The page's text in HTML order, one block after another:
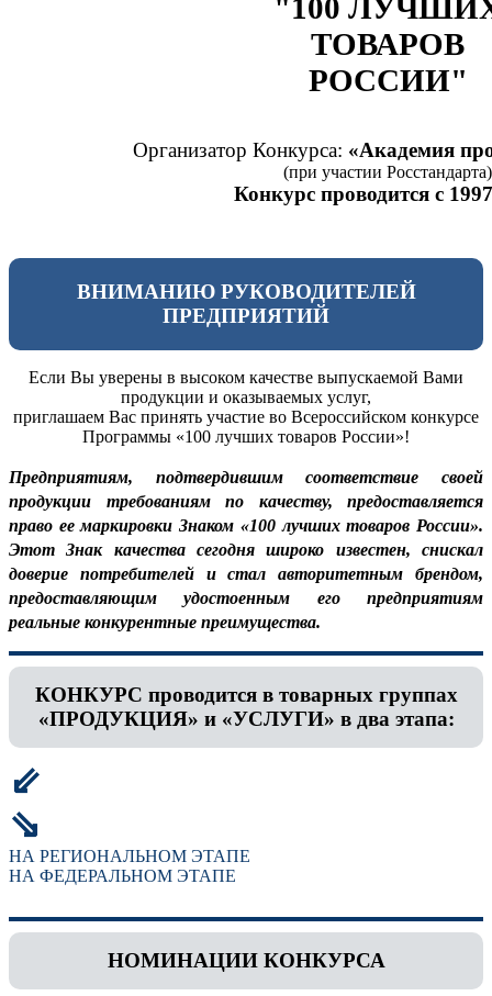
"100
ТОВАРОВ
РОССИИ"
Организатор Конкурса: «Академия
(при участии Росстандарта)
Конкурс проводится с
ВНИМАНИЮ РУКОВОДИТЕЛЕЙ
ПРЕДПРИЯТИЙ
Если Вы уверены в высоком качестве выпускаемой Вами
продукции и оказываемых услуг,
приглашаем Вас принять участие во Всероссийском конкурсе
Программы «100 лучших товаров России»!
Предприятиям, подтвердившим соответствие своей
продукции требованиям по качеству, предоставляется
право ее маркировки Знаком «100 лучших товаров России».
Этот Знак качества сегодня широко известен, снискал
доверие потребителей и стал авторитетным брендом,
предоставляющим удостоенным его предприятиям
реальные конкурентные преимущества.
КОНКУРС проводится в товарных группах
«ПРОДУКЦИЯ» и «УСЛУГИ» в два этапа:
⇙
⇘
НА РЕГИОНАЛЬНОМ ЭТАПЕ
НА ФЕДЕРАЛЬНОМ ЭТАПЕ
НОМИНАЦИИ КОНКУРСА